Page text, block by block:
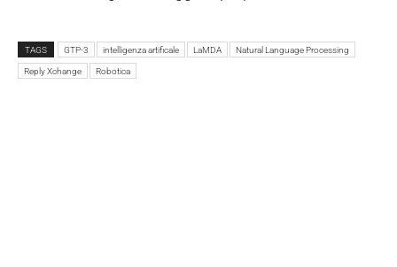
TAGS GTP-3 intelligenza artificale LaMDA Natural Language Processing
Reply Xchange Robotica